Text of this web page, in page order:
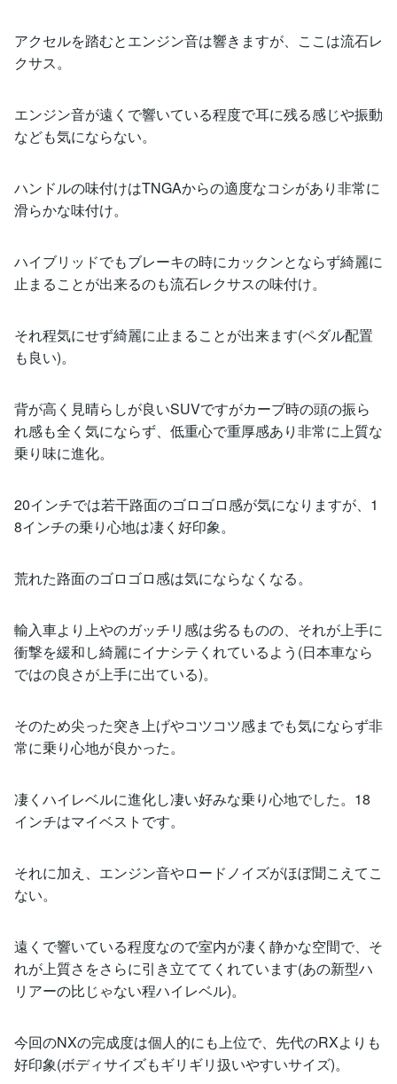
アクセルを踏むとエンジン音は響きますが、ここは流石レ
クサス。
エンジン音が遠くで響いている程度で耳に残る感じや振動
なども気にならない。
ハンドルの味付けはTNGAからの適度なコシがあり非常に
滑らかな味付け。
ハイブリッドでもブレーキの時にカックンとならず綺麗に
止まることが出来るのも流石レクサスの味付け。
それ程気にせず綺麗に止まることが出来ます(ペダル配置
も良い)。
背が高く見晴らしが良いSUVですがカーブ時の頭の振ら
れ感も全く気にならず、低重心で重厚感あり非常に上質な
乗り味に進化。
20インチでは若干路面のゴロゴロ感が気になりますが、1
8インチの乗り心地は凄く好印象。
荒れた路面のゴロゴロ感は気にならなくなる。
輸入車より上やのガッチリ感は劣るものの、それが上手に
衝撃を緩和し綺麗にイナシテくれているよう(日本車なら
ではの良さが上手に出ている)。
そのため尖った突き上げやコツコツ感までも気にならず非
常に乗り心地が良かった。
凄くハイレベルに進化し凄い好みな乗り心地でした。18
インチはマイベストです。
それに加え、エンジン音やロードノイズがほぼ聞こえてこ
ない。
遠くで響いている程度なので室内が凄く静かな空間で、そ
れが上質さをさらに引き立ててくれています(あの新型ハ
リアーの比じゃない程ハイレベル)。
今回のNXの完成度は個人的にも上位で、先代のRXよりも
好印象(ボディサイズもギリギリ扱いやすいサイズ)。